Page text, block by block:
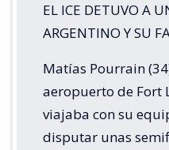
EL ICE DETUVO A
ARGENTINO Y SU
Matías Pourrain
aeropuerto de Fort
viajaba con su
disputar unas